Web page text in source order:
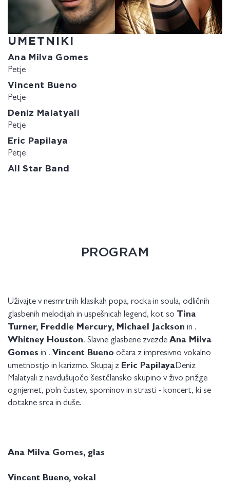
UMETNIKI
Ana Milva Gomes
Petje
Vincent Bueno
Petje
Deniz Malatyali
Petje
Eric Papilaya
Petje
All Star Band
PROGRAM
Uživajte v nesmrtnih klasikah popa, rocka in soula, odličnih
glasbenih melodijah in uspešnicah legend, kot so Tina
Turner, Freddie Mercury, Michael Jackson in .
Whitney Houston. Slavne glasbene zvezde Ana Milva
Gomes in . Vincent Bueno očara z impresivno vokalno
umetnostjo in karizmo. Skupaj z Eric PapilayaDeniz
Malatyali z navdušujočo šestčlansko skupino v živo prižge
ognjemet, poln čustev, spominov in strasti - koncert, ki se
dotakne srca in duše.
Ana Milva Gomes, glas
Vincent Bueno, vokal